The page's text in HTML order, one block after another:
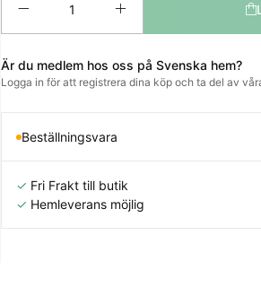
Är du medlem hos oss på Svenska hem?
Logga in för att registrera dina köp och ta del av
Beställningsvara
✓ Fri Frakt till butik
✓ Hemleverans möjlig